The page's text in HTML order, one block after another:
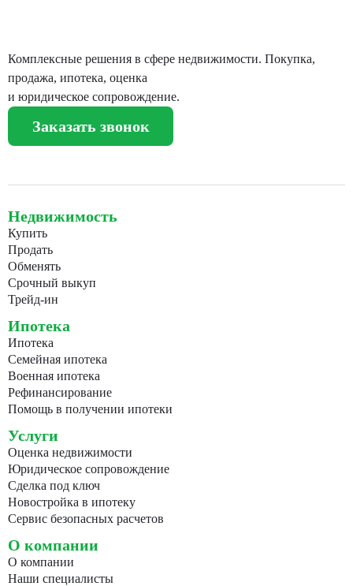
Комплексные решения в сфере недвижимости. Покупка,
продажа, ипотека, оценка
и юридическое сопровождение.
Заказать звонок
Недвижимость
Купить
Продать
Обменять
Срочный выкуп
Трейд-ин
Ипотека
Ипотека
Семейная ипотека
Военная ипотека
Рефинансирование
Помощь в получении ипотеки
Услуги
Оценка недвижимости
Юридическое сопровождение
Сделка под ключ
Новостройка в ипотеку
Сервис безопасных расчетов
О компании
О компании
Наши специалисты